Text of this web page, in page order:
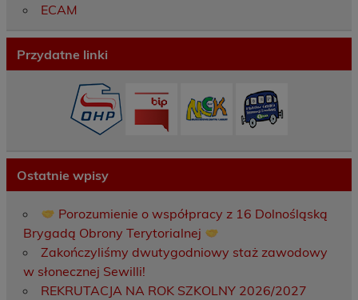
ECAM
Przydatne linki
Ostatnie wpisy
Porozumienie o współpracy z 16 Dolnośląską
Brygadą Obrony Terytorialnej
Zakończyliśmy dwutygodniowy staż zawodowy
w słonecznej Sewilli!
REKRUTACJA NA ROK SZKOLNY 2026/2027